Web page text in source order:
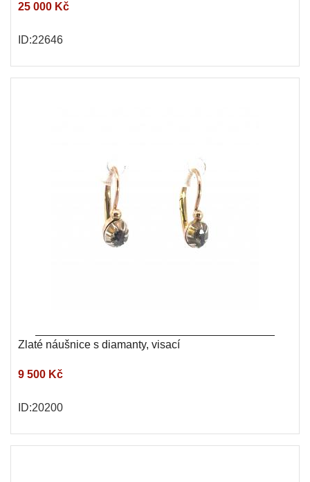
25 000 Kč
ID:22646
Zlaté náušnice s diamanty, visací
9 500 Kč
ID:20200